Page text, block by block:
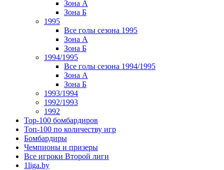
Зона А
Зона Б
1995
Все голы сезона 1995
Зона А
Зона Б
1994/1995
Все голы сезона 1994/1995
Зона А
Зона Б
1993/1994
1992/1993
1992
Top-100 бомбардиров
Топ-100 по количеству игр
Бомбардиры
Чемпионы и призеры
Все игроки Второй лиги
1liga.by